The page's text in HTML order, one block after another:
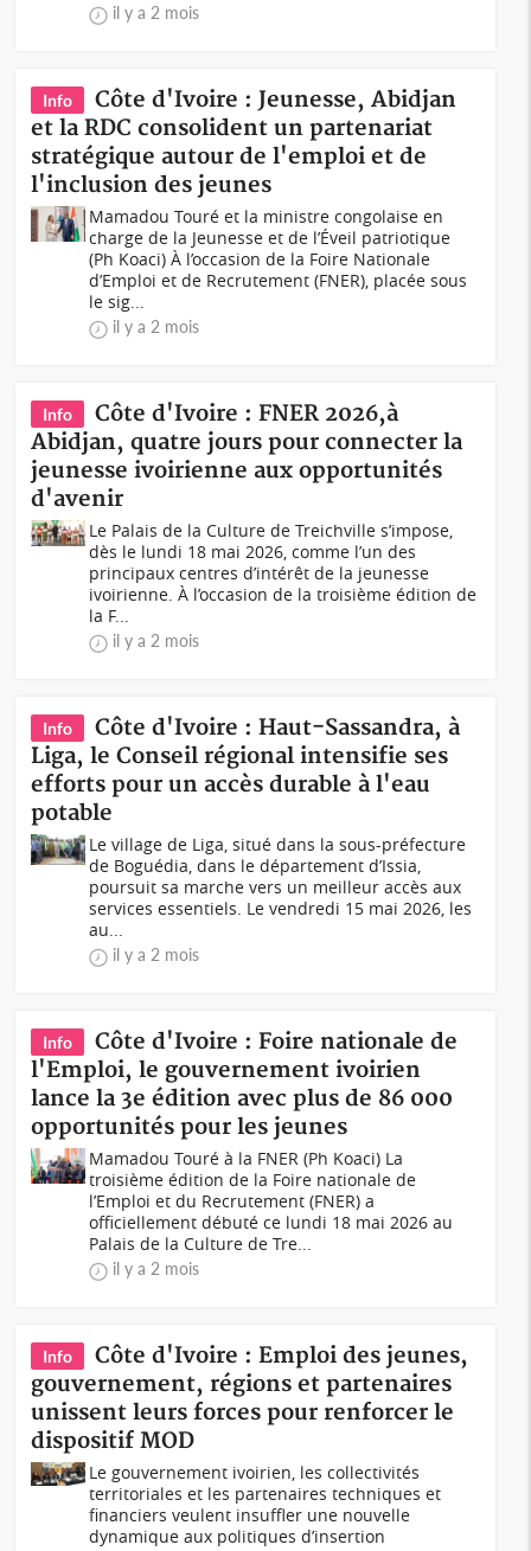
il y a 2 mois
Info
Côte d'Ivoire : Jeunesse, Abidjan
et la RDC consolident un partenariat
stratégique autour de l'emploi et de
l'inclusion des jeunes
Mamadou Touré et la ministre congolaise en
charge de la Jeunesse et de l’Éveil patriotique
(Ph Koaci) À l’occasion de la Foire Nationale
d’Emploi et de Recrutement (FNER), placée sous
le sig...
il y a 2 mois
Info
Côte d'Ivoire : FNER 2026,à
Abidjan, quatre jours pour connecter la
jeunesse ivoirienne aux opportunités
d'avenir
Le Palais de la Culture de Treichville s’impose,
dès le lundi 18 mai 2026, comme l’un des
principaux centres d’intérêt de la jeunesse
ivoirienne. À l’occasion de la troisième édition de
la F...
il y a 2 mois
Info
Côte d'Ivoire : Haut-Sassandra, à
Liga, le Conseil régional intensifie ses
efforts pour un accès durable à l'eau
potable
Le village de Liga, situé dans la sous-préfecture
de Boguédia, dans le département d’Issia,
poursuit sa marche vers un meilleur accès aux
services essentiels. Le vendredi 15 mai 2026, les
au...
il y a 2 mois
Info
Côte d'Ivoire : Foire nationale de
l'Emploi, le gouvernement ivoirien
lance la 3e édition avec plus de 86 000
opportunités pour les jeunes
Mamadou Touré à la FNER (Ph Koaci) La
troisième édition de la Foire nationale de
l’Emploi et du Recrutement (FNER) a
officiellement débuté ce lundi 18 mai 2026 au
Palais de la Culture de Tre...
il y a 2 mois
Info
Côte d'Ivoire : Emploi des jeunes,
gouvernement, régions et partenaires
unissent leurs forces pour renforcer le
dispositif MOD
Le gouvernement ivoirien, les collectivités
territoriales et les partenaires techniques et
financiers veulent insuffler une nouvelle
dynamique aux politiques d’insertion